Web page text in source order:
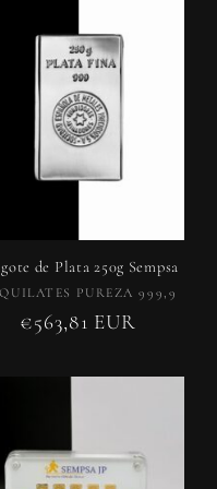
de Plata 250g Sempsa
Proveedor:
PUREZA 999,9
Precio
€563,81 EUR